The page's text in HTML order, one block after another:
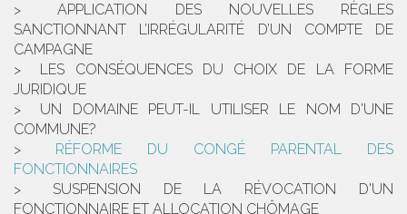
APPLICATION DES NOUVELLES RÈGLES
SANCTIONNANT L’IRRÉGULARITÉ D’UN COMPTE DE
CAMPAGNE
LES CONSÉQUENCES DU CHOIX DE LA FORME
JURIDIQUE
UN DOMAINE PEUT-IL UTILISER LE NOM D'UNE
COMMUNE?
RÉFORME DU CONGÉ PARENTAL DES
FONCTIONNAIRES
SUSPENSION DE LA RÉVOCATION D'UN
FONCTIONNAIRE ET ALLOCATION CHÔMAGE